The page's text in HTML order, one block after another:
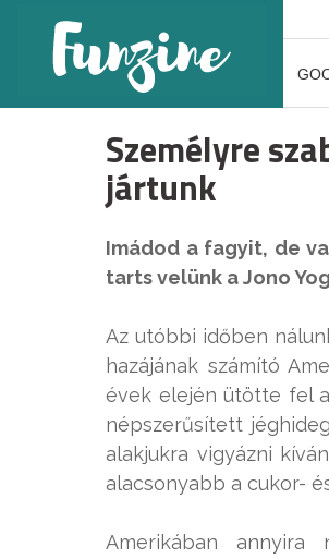
Személyre
jártunk
Imádod a fagyit, de
tarts velünk a Jono
Az utóbbi időben
hazájának számító
évek elején ütötte fel
népszerűsített
alakjukra vigyázni
alacsonyabb a cukor-
Amerikában